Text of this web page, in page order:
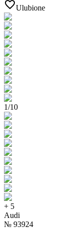
Ulubione
1/10
+ 5
Audi
№ 93924